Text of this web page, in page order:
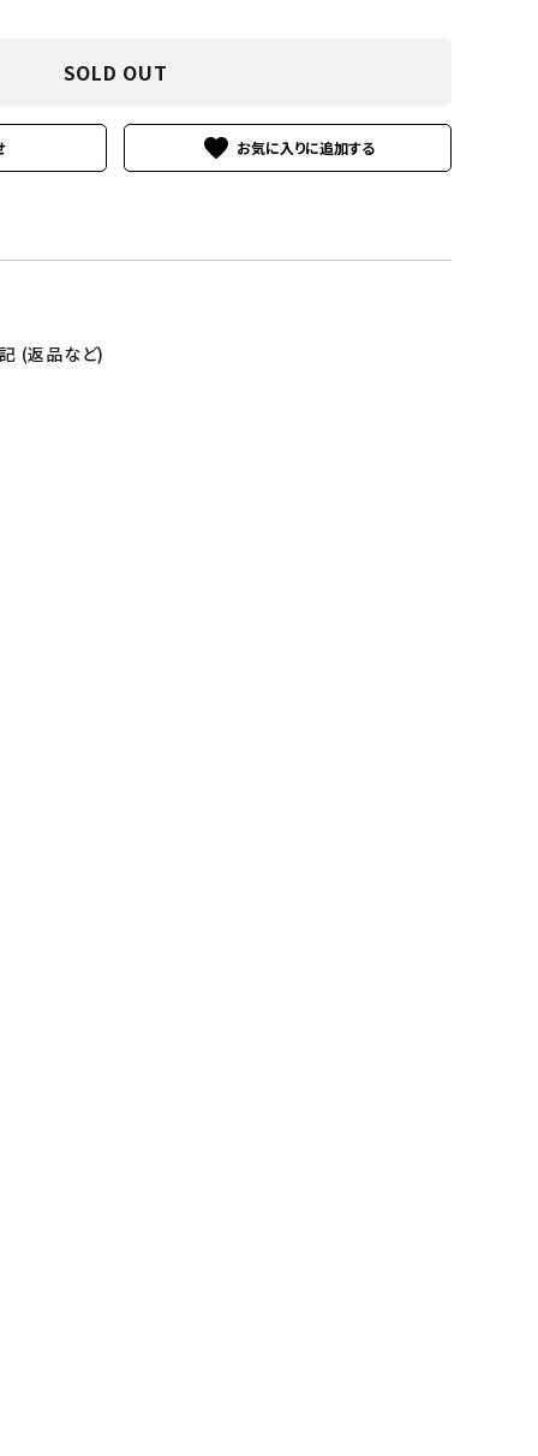
SOLD OUT
favorite
(返品など)